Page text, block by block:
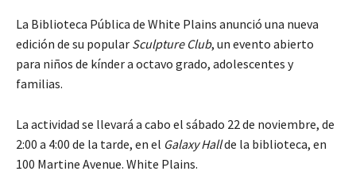
La Biblioteca Pública de White Plains anunció una nueva
edición de su popular Sculpture Club, un evento abierto
para niños de kínder a octavo grado, adolescentes y
familias.
La actividad se llevará a cabo el sábado 22 de noviembre, de
2:00 a 4:00 de la tarde, en el Galaxy Hallde la biblioteca, en
100 Martine Avenue. White Plains.